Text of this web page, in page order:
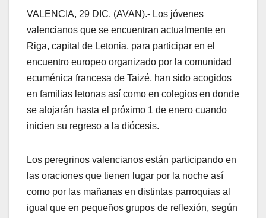
VALENCIA, 29 DIC. (AVAN).- Los jóvenes
valencianos que se encuentran actualmente en
Riga, capital de Letonia, para participar en el
encuentro europeo organizado por la comunidad
ecuménica francesa de Taizé, han sido acogidos
en familias letonas así como en colegios en donde
se alojarán hasta el próximo 1 de enero cuando
inicien su regreso a la diócesis.
Los peregrinos valencianos están participando en
las oraciones que tienen lugar por la noche así
como por las mañanas en distintas parroquias al
igual que en pequeños grupos de reflexión, según